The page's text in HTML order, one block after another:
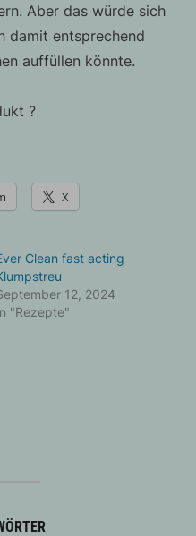
Aber das würde sich
damit entsprechend
auffüllen könnte.
?
X
Clean fast acting
12, 2024
"Rezepte"